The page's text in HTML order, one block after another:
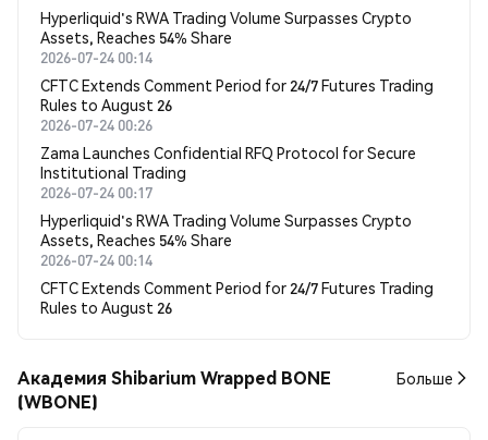
Hyperliquid's RWA Trading Volume Surpasses Crypto
Assets, Reaches 54% Share
2026-07-24 00:14
CFTC Extends Comment Period for 24/7 Futures Trading
Rules to August 26
2026-07-24 00:26
Zama Launches Confidential RFQ Protocol for Secure
Institutional Trading
2026-07-24 00:17
Hyperliquid's RWA Trading Volume Surpasses Crypto
Assets, Reaches 54% Share
2026-07-24 00:14
CFTC Extends Comment Period for 24/7 Futures Trading
Rules to August 26
Академия Shibarium Wrapped BONE
(WBONE)
Больше